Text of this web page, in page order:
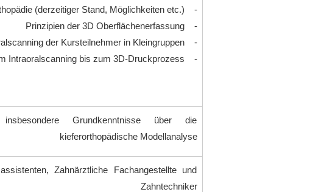
- Einführung in die digitale Kieferorthopädie (derzeitiger Stand, Möglichkeiten etc.)
- Prinzipien der 3D Oberflächenerfassung
- Gegenseitiges Intraoralscanning der Kursteilnehmer in Kleingruppen
- Praktische Demonstration des kompletten digitalen Workflows vom Intraoralscanning bis zum 3D-Druckprozess
insbesondere Grundkenntnisse über die
kieferorthopädische Modellanalyse
Zahnärztliche Fachangestellte und
Zahntechniker